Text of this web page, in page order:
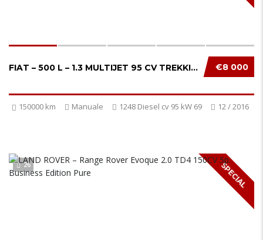
€8 000
FIAT – 500 L – 1.3 MULTIJET 95 CV TREKKING...
150000 km Manuale 1248 Diesel cv 95 kW 69 12 / 2016
SPECIAL
26